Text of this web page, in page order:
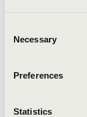
Selection
Necessary
Preferences
Statistics